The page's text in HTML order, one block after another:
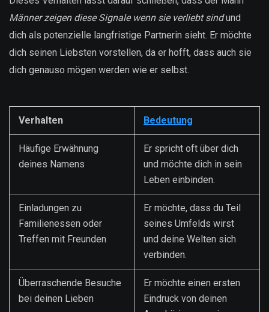
Männer zeigen diese Signale wenn sie verliebt sindund
dich als potenzielle langfristige Partnerin sieht. Er möchte
dich seinen Liebsten vorstellen, da er hofft, dass auch sie
dich genauso mögen werden wie er selbst.
Verhalten Bedeutung
Häufige Erwähnung
deines Namens
Er spricht oft über dich
und möchte dich in sein
Leben einbinden.
Einladungen zu
Familienessen oder
Treffen mit Freunden
Er möchte, dass du Teil
seines Umfelds wirst
und deine Welten sich
verbinden.
Überraschende Besuche
bei deinen Lieben
Er möchte einen ersten
Eindruck von deinen